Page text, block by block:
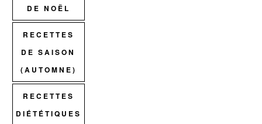
DE NOËL
RECETTES
DE SAISON
(AUTOMNE)
RECETTES
DIÉTÉTIQUES